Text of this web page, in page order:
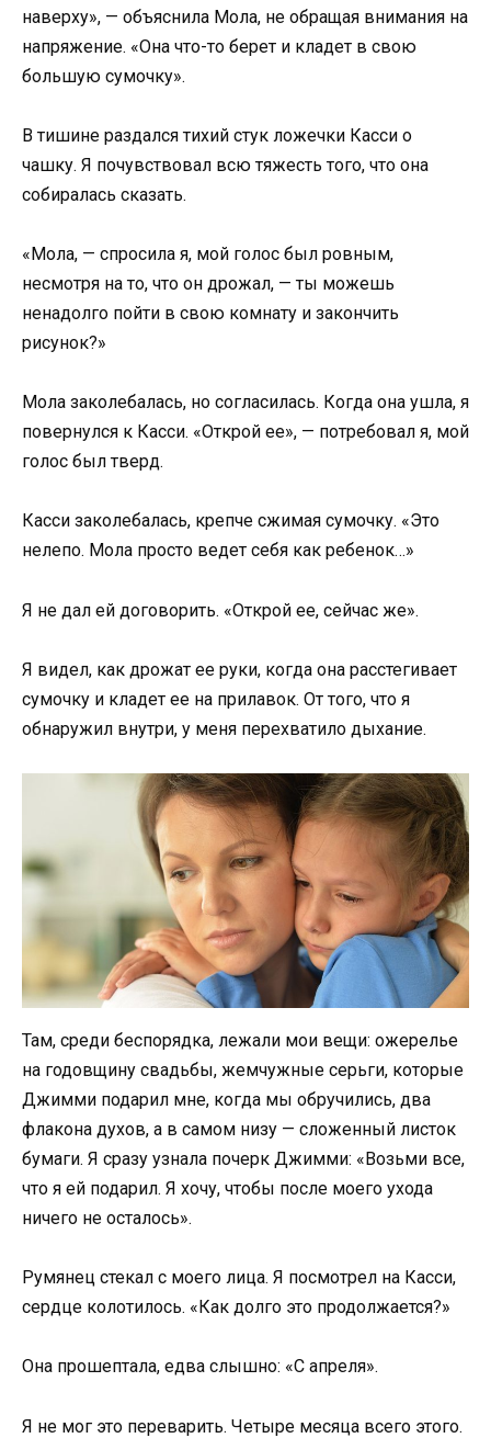
наверху», — объяснила Мола, не обращая внимания на
напряжение. «Она что-то берет и кладет в свою
большую сумочку».
В тишине раздался тихий стук ложечки Касси о
чашку. Я почувствовал всю тяжесть того, что она
собиралась сказать.
«Мола, — спросила я, мой голос был ровным,
несмотря на то, что он дрожал, — ты можешь
ненадолго пойти в свою комнату и закончить
рисунок?»
Мола заколебалась, но согласилась. Когда она ушла, я
повернулся к Касси. «Открой ее», — потребовал я, мой
голос был тверд.
Касси заколебалась, крепче сжимая сумочку. «Это
нелепо. Мола просто ведет себя как ребенок…»
Я не дал ей договорить. «Открой ее, сейчас же».
Я видел, как дрожат ее руки, когда она расстегивает
сумочку и кладет ее на прилавок. От того, что я
обнаружил внутри, у меня перехватило дыхание.
Там, среди беспорядка, лежали мои вещи: ожерелье
на годовщину свадьбы, жемчужные серьги, которые
Джимми подарил мне, когда мы обручились, два
флакона духов, а в самом низу — сложенный листок
бумаги. Я сразу узнала почерк Джимми: «Возьми все,
что я ей подарил. Я хочу, чтобы после моего ухода
ничего не осталось».
Румянец стекал с моего лица. Я посмотрел на Касси,
сердце колотилось. «Как долго это продолжается?»
Она прошептала, едва слышно: «С апреля».
Я не мог это переварить. Четыре месяца всего этого.